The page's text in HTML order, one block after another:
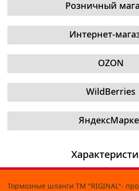
Розничный
Интернет-
OZON
WildBerries
Тормозные шланги ТМ "RIGINAL"-